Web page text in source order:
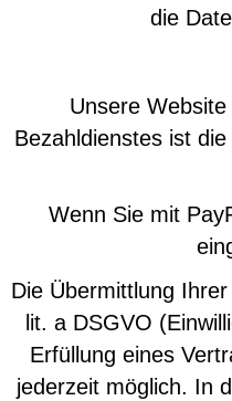
die
Unsere
Bezahldienstes ist
Wenn Sie mit
Die Übermittlung
lit. a DSGVO
Erfüllung eines
jederzeit möglich. In